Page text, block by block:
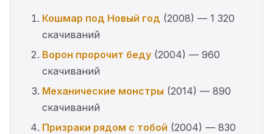
Кошмар под Новый год (2008) — 1 320
скачиваний
Ворон пророчит беду (2004) — 960
скачиваний
Механические монстры (2014) — 890
скачиваний
Призраки рядом с тобой (2004) — 830